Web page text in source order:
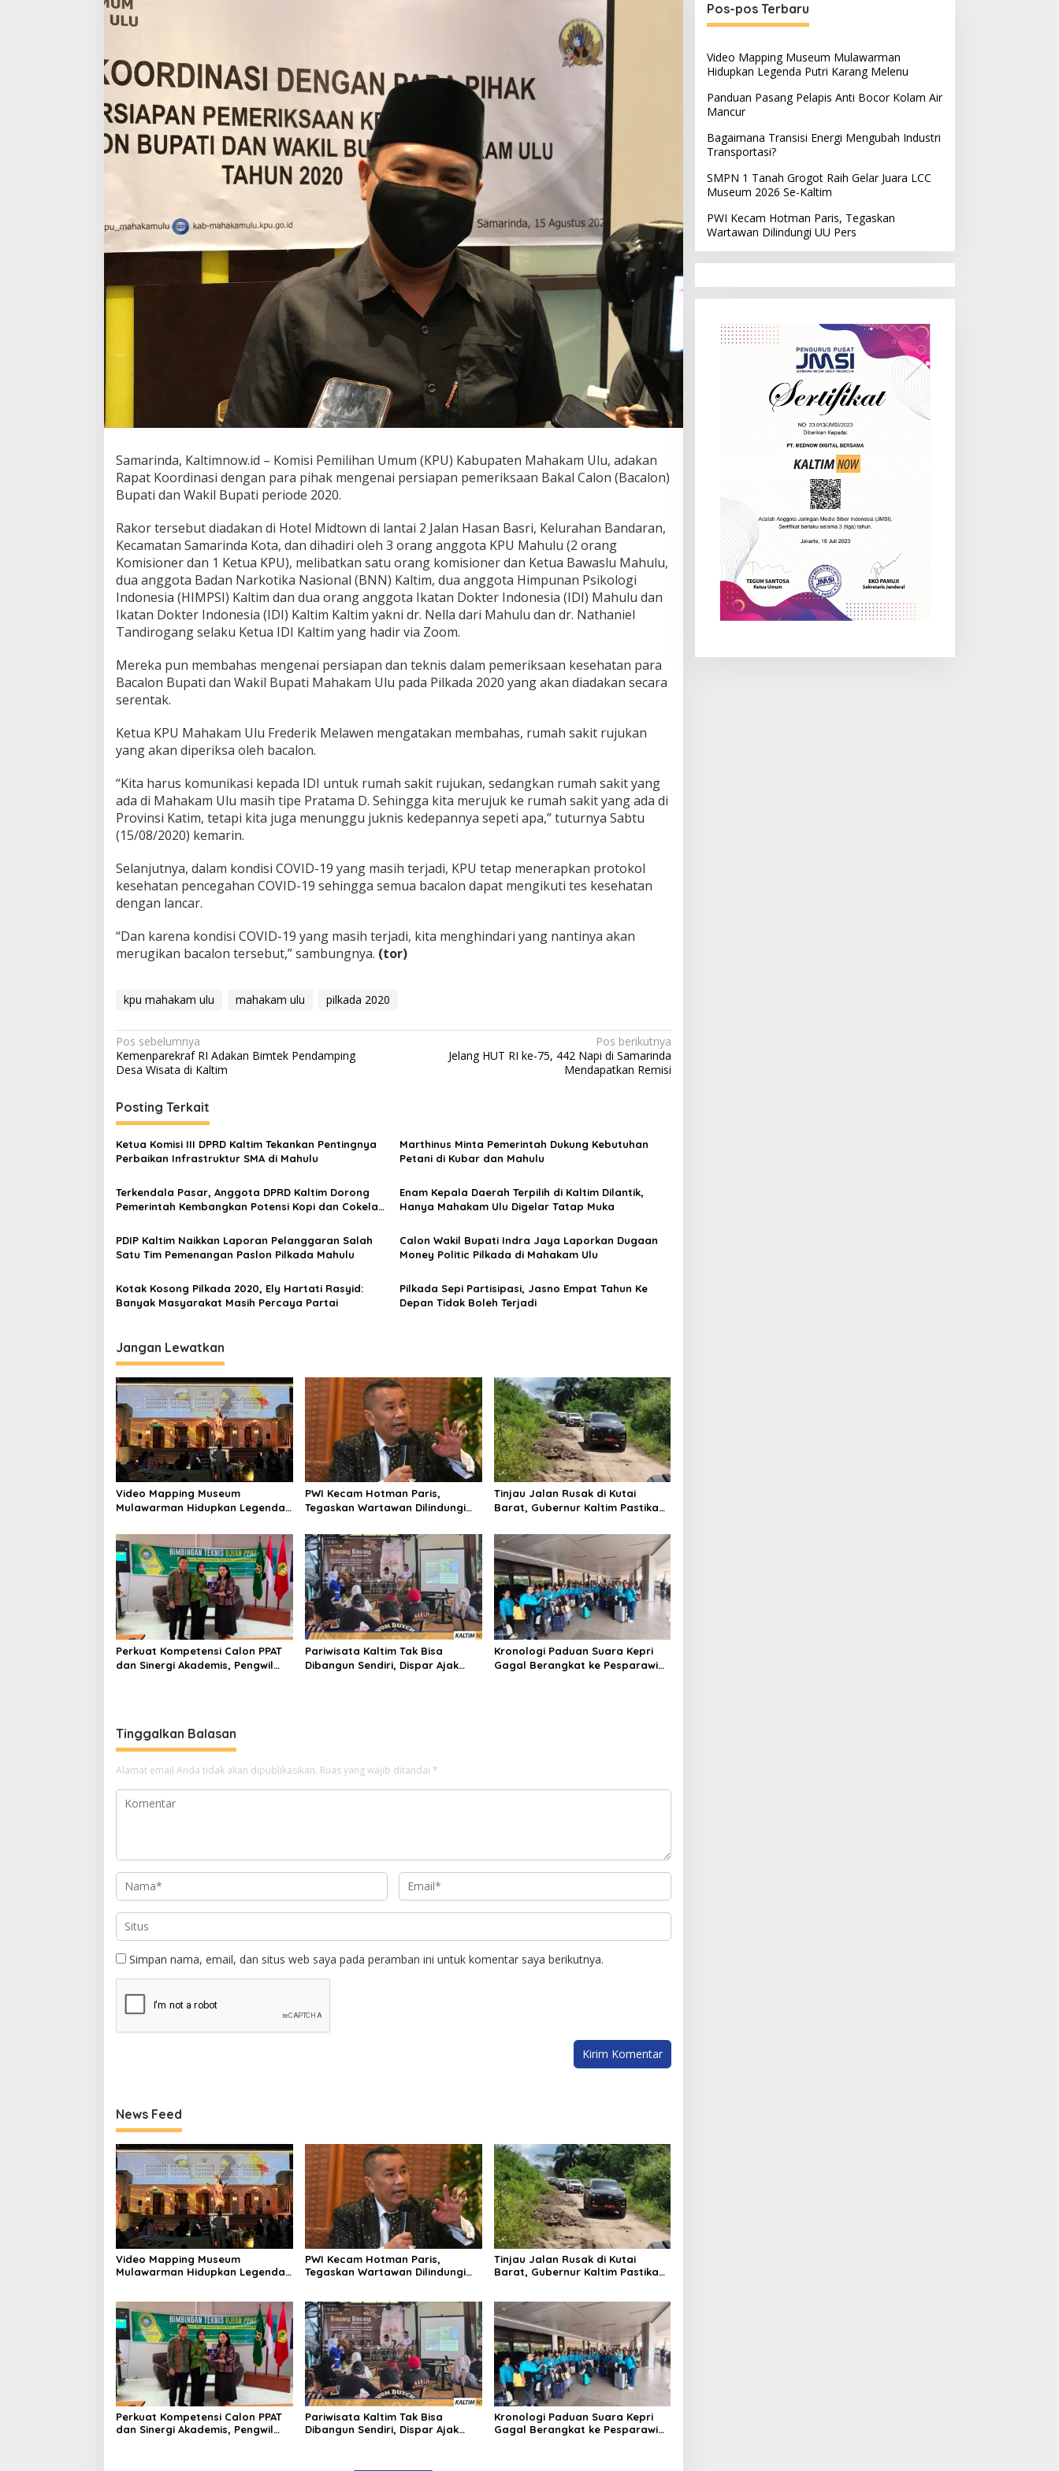
Samarinda, Kaltimnow.id – Komisi Pemilihan Umum (KPU) Kabupaten Mahakam Ulu, adakan
Rapat Koordinasi dengan para pihak mengenai persiapan pemeriksaan Bakal Calon (Bacalon)
Bupati dan Wakil Bupati periode 2020.
Rakor tersebut diadakan di Hotel Midtown di lantai 2 Jalan Hasan Basri, Kelurahan Bandaran,
Kecamatan Samarinda Kota, dan dihadiri oleh 3 orang anggota KPU Mahulu (2 orang
Komisioner dan 1 Ketua KPU), melibatkan satu orang komisioner dan Ketua Bawaslu Mahulu,
dua anggota Badan Narkotika Nasional (BNN) Kaltim, dua anggota Himpunan Psikologi
Indonesia (HIMPSI) Kaltim dan dua orang anggota Ikatan Dokter Indonesia (IDI) Mahulu dan
Ikatan Dokter Indonesia (IDI) Kaltim Kaltim yakni dr. Nella dari Mahulu dan dr. Nathaniel
Tandirogang selaku Ketua IDI Kaltim yang hadir via Zoom.
Mereka pun membahas mengenai persiapan dan teknis dalam pemeriksaan kesehatan para
Bacalon Bupati dan Wakil Bupati Mahakam Ulu pada Pilkada 2020 yang akan diadakan secara
serentak.
Ketua KPU Mahakam Ulu Frederik Melawen mengatakan membahas, rumah sakit rujukan
yang akan diperiksa oleh bacalon.
“Kita harus komunikasi kepada IDI untuk rumah sakit rujukan, sedangkan rumah sakit yang
ada di Mahakam Ulu masih tipe Pratama D. Sehingga kita merujuk ke rumah sakit yang ada di
Provinsi Katim, tetapi kita juga menunggu juknis kedepannya sepeti apa,” tuturnya Sabtu
(15/08/2020) kemarin.
Selanjutnya, dalam kondisi COVID-19 yang masih terjadi, KPU tetap menerapkan protokol
kesehatan pencegahan COVID-19 sehingga semua bacalon dapat mengikuti tes kesehatan
dengan lancar.
“Dan karena kondisi COVID-19 yang masih terjadi, kita menghindari yang nantinya akan
merugikan bacalon tersebut,” sambungnya. (tor)
kpu mahakam ulu mahakam ulu pilkada 2020
Navigasi
pos
Pos sebelumnya
Kemenparekraf RI Adakan Bimtek Pendamping
Desa Wisata di Kaltim
Pos berikutnya
Jelang HUT RI ke-75, 442 Napi di Samarinda
Mendapatkan Remisi
Posting Terkait
Ketua Komisi III DPRD Kaltim Tekankan Pentingnya
Perbaikan Infrastruktur SMA di Mahulu
Marthinus Minta Pemerintah Dukung Kebutuhan
Petani di Kubar dan Mahulu
Terkendala Pasar, Anggota DPRD Kaltim Dorong
Pemerintah Kembangkan Potensi Kopi dan Cokelat
Enam Kepala Daerah Terpilih di Kaltim Dilantik,
Hanya Mahakam Ulu Digelar Tatap Muka
PDIP Kaltim Naikkan Laporan Pelanggaran Salah
Satu Tim Pemenangan Paslon Pilkada Mahulu
Calon Wakil Bupati Indra Jaya Laporkan Dugaan
Money Politic Pilkada di Mahakam Ulu
Kotak Kosong Pilkada 2020, Ely Hartati Rasyid:
Banyak Masyarakat Masih Percaya Partai
Pilkada Sepi Partisipasi, Jasno Empat Tahun Ke
Depan Tidak Boleh Terjadi
Jangan Lewatkan
Video Mapping Museum
Mulawarman Hidupkan Legenda
PWI Kecam Hotman Paris,
Tegaskan Wartawan Dilindungi
Tinjau Jalan Rusak di Kutai
Barat, Gubernur Kaltim Pastikan
Perkuat Kompetensi Calon PPAT
dan Sinergi Akademis, Pengwil
Pariwisata Kaltim Tak Bisa
Dibangun Sendiri, Dispar Ajak
Kronologi Paduan Suara Kepri
Gagal Berangkat ke Pesparawi
Tinggalkan Balasan
Alamat email Anda tidak akan dipublikasikan. Ruas yang wajib ditandai *
Simpan nama, email, dan situs web saya pada peramban ini untuk komentar saya berikutnya.
News Feed
Video Mapping Museum
Mulawarman Hidupkan Legenda
PWI Kecam Hotman Paris,
Tegaskan Wartawan Dilindungi
Tinjau Jalan Rusak di Kutai
Barat, Gubernur Kaltim Pastikan
Perkuat Kompetensi Calon PPAT
dan Sinergi Akademis, Pengwil
Pariwisata Kaltim Tak Bisa
Dibangun Sendiri, Dispar Ajak
Kronologi Paduan Suara Kepri
Gagal Berangkat ke Pesparawi
Pos-pos Terbaru
Video Mapping Museum Mulawarman
Hidupkan Legenda Putri Karang Melenu
Panduan Pasang Pelapis Anti Bocor Kolam Air
Mancur
Bagaimana Transisi Energi Mengubah Industri
Transportasi?
SMPN 1 Tanah Grogot Raih Gelar Juara LCC
Museum 2026 Se-Kaltim
PWI Kecam Hotman Paris, Tegaskan
Wartawan Dilindungi UU Pers